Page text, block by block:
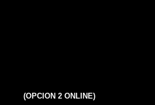
(OPCION 2 ONLINE)